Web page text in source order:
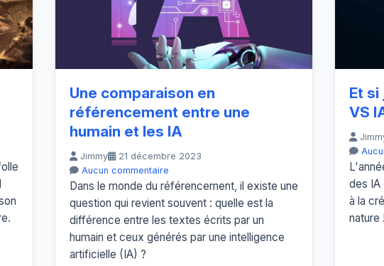
Une comparaison en
référencement entre une
humain et les IA
Jimmy
21 décembre 2023
Aucun commentaire
Dans le monde du référencement, il existe une
question qui revient souvent : quelle est la
différence entre les textes écrits par un
humain et ceux générés par une intelligence
artificielle (IA) ?
Et si
VS
des IA
à la
nature !